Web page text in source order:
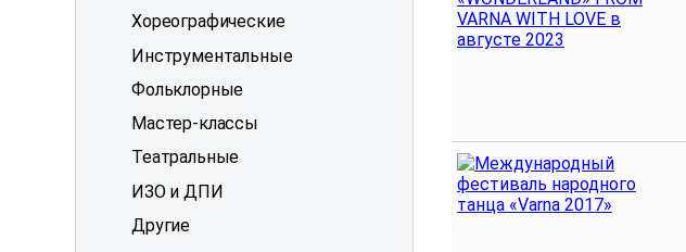
Хореографические
Инструментальные
Фольклорные
Мастер-классы
Театральные
ИЗО и ДПИ
Другие